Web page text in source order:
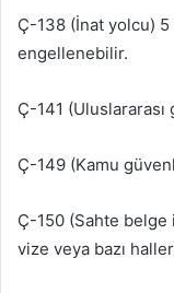
Ç-138 (İnat yolcu) 5
engellenebilir.
Ç-141 (Uluslararası
Ç-149 (Kamu
Ç-150 (Sahte belge
vize veya bazı